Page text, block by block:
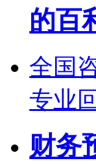
的百
全国
专业
财务